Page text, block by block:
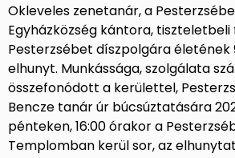
Okleveles zenetanár, a
Egyházközség kántora, tiszteletbeli
Pesterzsébet díszpolgára életének
elhunyt. Munkássága, szolgálata
összefonódott a kerülettel,
Bencze tanár úr búcsúztatására
pénteken, 16:00 órakor a
Templomban kerül sor, az